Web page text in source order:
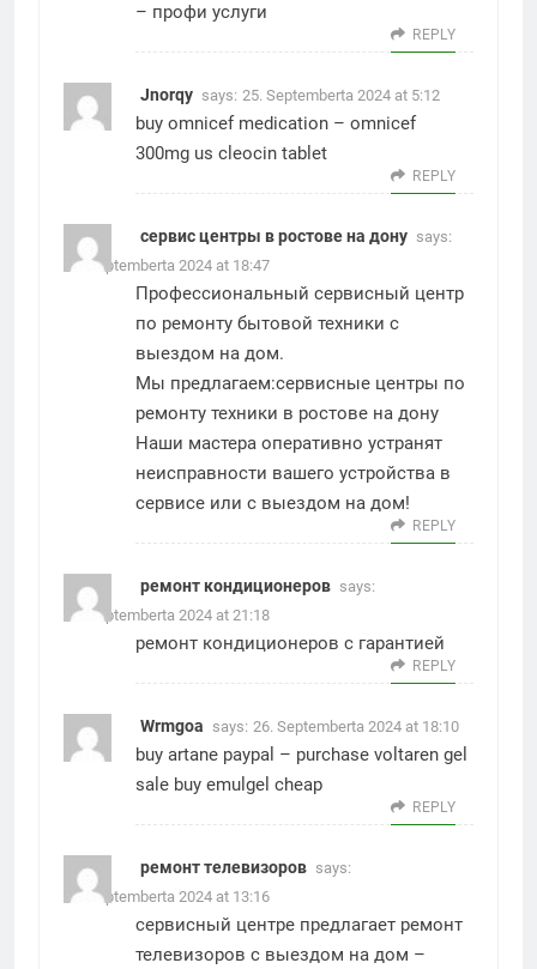
– профи услуги
REPLY
Jnorqy says: 25. Septemberta 2024 at 5:12
buy omnicef medication – omnicef
300mg us cleocin tablet
REPLY
сервис центры в ростове на дону says:
25. Septemberta 2024 at 18:47
Профессиональный сервисный центр
по ремонту бытовой техники с
выездом на дом.
Мы предлагаем:сервисные центры по
ремонту техники в ростове на дону
Наши мастера оперативно устранят
неисправности вашего устройства в
сервисе или с выездом на дом!
REPLY
ремонт кондиционеров says:
25. Septemberta 2024 at 21:18
ремонт кондиционеров с гарантией
REPLY
Wrmgoa says: 26. Septemberta 2024 at 18:10
buy artane paypal – purchase voltaren gel
sale buy emulgel cheap
REPLY
ремонт телевизоров says:
27. Septemberta 2024 at 13:16
сервисный центре предлагает ремонт
телевизоров с выездом на дом –